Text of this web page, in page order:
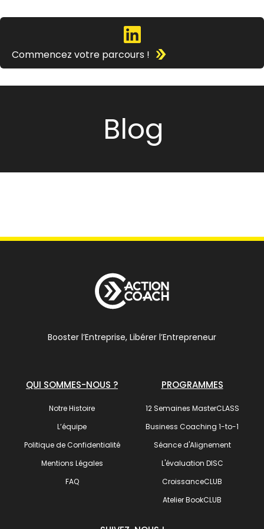
Commencez votre parcours !
Blog
Booster l’Entreprise, Libérer l’Entrepreneur
QUI SOMMES-NOUS ?
Notre Histoire
L’équipe
Politique de Confidentialité
Mentions Légales
FAQ
PROGRAMMES
12 Semaines MasterCLASS
Business Coaching 1-to-1
Séance d'Alignement
L'évaluation DISC
CroissanceCLUB
Atelier BookCLUB